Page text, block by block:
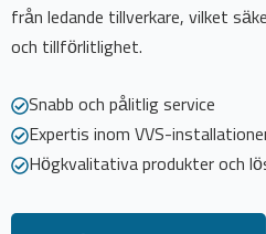
från ledande tillverkare, vilket
och tillförlitlighet.
Snabb och pålitlig service
Expertis inom VVS-
Högkvalitativa produkter och